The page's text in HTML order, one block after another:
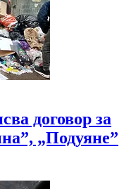
договор за
„Подуяне”